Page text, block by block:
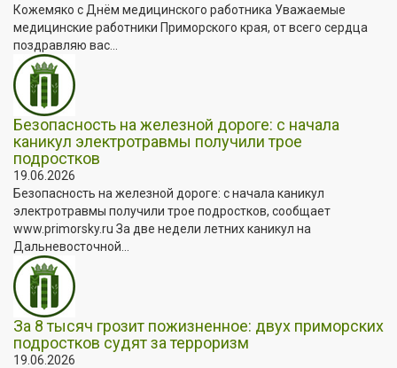
Кожемяко с Днём медицинского работника Уважаемые
медицинские работники Приморского края, от всего сердца
поздравляю вас...
Безопасность на железной дороге: с начала
каникул электротравмы получили трое
подростков
19.06.2026
Безопасность на железной дороге: с начала каникул
электротравмы получили трое подростков, сообщает
www.primorsky.ru За две недели летних каникул на
Дальневосточной...
За 8 тысяч грозит пожизненное: двух приморских
подростков судят за терроризм
19.06.2026